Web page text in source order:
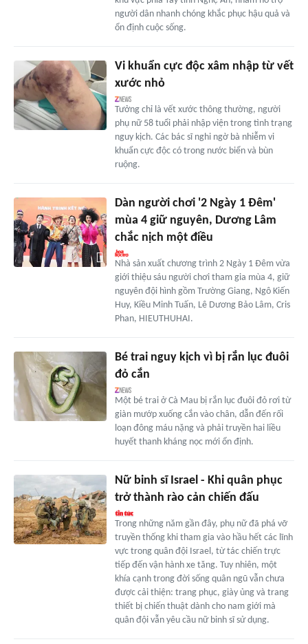
người dân nhanh chóng khắc phục hậu quả và
ổn định cuộc sống.
Vi khuẩn cực độc xâm nhập từ vết
xước nhỏ
Tưởng chỉ là vết xước thông thường, người
phụ nữ 58 tuổi phải nhập viện trong tình trạng
nguy kịch. Các bác sĩ nghi ngờ bà nhiễm vi
khuẩn cực độc có trong nước biển và bùn
ruộng.
Dàn người chơi '2 Ngày 1 Đêm'
mùa 4 giữ nguyên, Dương Lâm
chắc nịch một điều
Nhà sản xuất chương trình 2 Ngày 1 Đêm vừa
giới thiệu sáu người chơi tham gia mùa 4, giữ
nguyên đội hình gồm Trường Giang, Ngô Kiến
Huy, Kiều Minh Tuấn, Lê Dương Bảo Lâm, Cris
Phan, HIEUTHUHAI.
Bé trai nguy kịch vì bị rắn lục đuôi
đỏ cắn
Một bé trai ở Cà Mau bị rắn lục đuôi đỏ rơi từ
giàn mướp xuống cắn vào chân, dẫn đến rối
loạn đông máu nặng và phải truyền hai liều
huyết thanh kháng nọc mới ổn định.
Nữ binh sĩ Israel - Khi quân phục
trở thành rào cản chiến đấu
Trong những năm gần đây, phụ nữ đã phá vỡ
truyền thống khi tham gia vào hầu hết các lĩnh
vực trong quân đội Israel, từ tác chiến trực
tiếp đến vận hành xe tăng. Tuy nhiên, một
khía cạnh trong đời sống quân ngũ vẫn chưa
được cải thiện: trang phục, giày ủng và trang
thiết bị chiến thuật dành cho nam giới mà
quân đội vẫn yêu cầu nữ binh sĩ sử dụng.